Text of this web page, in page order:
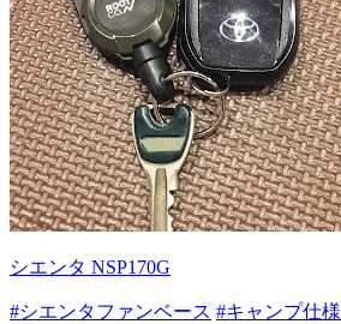
シエンタ NSP170G
#シエンタファンベース #キャンプ仕様